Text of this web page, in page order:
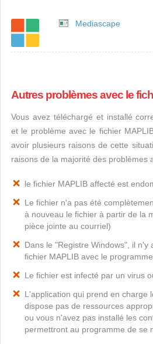
Mediascape
Autres problèmes avec le
Vous avez téléchargé et installé
et le problème avec le fichier
avoir plusieurs raisons de cette
raisons de la majorité des problèmes
le fichier MAPLIB affecté est
Le fichier n'a pas été
à nouveau le fichier à partir de la
pièce jointe au courriel)
Dans le "Registre Windows", il n'y
fichier MAPLIB avec le
Le fichier est infecté par un virus
L'application qui prend en charge
dispose pas de ressources
ou vous n'avez pas installé les
permettront au programme de se